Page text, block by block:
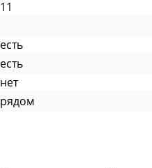
11
есть
есть
нет
рядом